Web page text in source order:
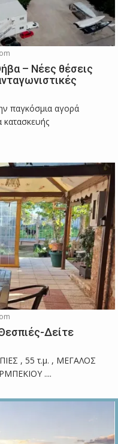
– Νέες θέσεις
παγκόσμια αγορά
κατασκευής
Δείτε
, 55 τ.μ. , ΜΕΓΑΛΟΣ
....